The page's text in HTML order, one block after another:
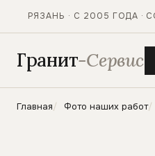
РЯЗАНЬ · С 2005 ГОДА ·
Гранит-Сервис
Главная Фото наших работ